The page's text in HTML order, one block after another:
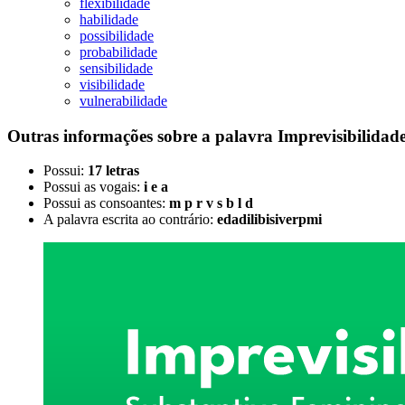
flexibilidade
habilidade
possibilidade
probabilidade
sensibilidade
visibilidade
vulnerabilidade
Outras informações sobre a palavra
Possui: 17 letras
Possui as vogais: i e a
Possui as consoantes: m p r v s b l d
A palavra escrita ao contrário: edadilibisiverpmi